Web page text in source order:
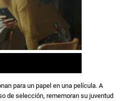
para un papel en una película. A
de selección, rememoran su juventud